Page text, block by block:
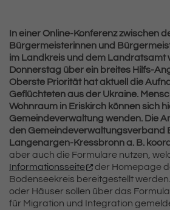
In einer Online-Konferenz zwischen
Bürgermeisterinnen und
im Landkreis und dem Landratsamt
Donnerstag über ein breites Hilfs-
Oberste Priorität hat aktuell die
Geflüchteten aus der Ukraine.
Wohnraum in Eriskirch können sich
Gemeindeverwaltung wenden. Die
den Gemeindeverwaltungsverband
Langenargen-Kressbronn a. B.
aber auch die Formulare nutzen,
Informationsseite
der Homepage
Bodenseekreis bereitgestellt
oder Häuser sollen über das
für Migration und Integration